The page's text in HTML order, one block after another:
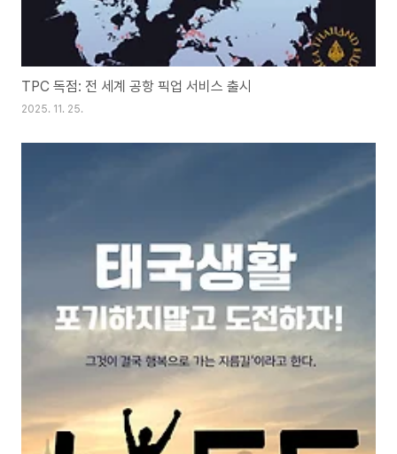
TPC 독점: 전 세계 공항 픽업 서비스 출시
2025. 11. 25.